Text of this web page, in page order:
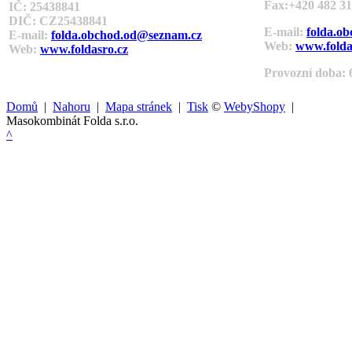
IČ: 25438841
DIČ: CZ25438841
E-mail: folda.obchod.od@seznam.cz
Web: www.foldasro.cz
Fax:+420 482
E-mail:
Web:
Provozní doba:
Domů | Nahoru | Mapa stránek | Tisk © WebyShopy |
Masokombinát Folda s.r.o.
^